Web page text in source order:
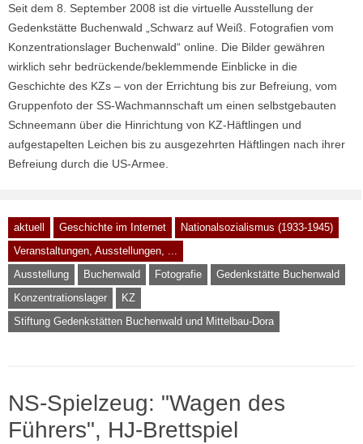
Seit dem 8. September 2008 ist die virtuelle Ausstellung der
Gedenkstätte Buchenwald „Schwarz auf Weiß. Fotografien vom
Konzentrationslager Buchenwald“ online. Die Bilder gewähren
wirklich sehr bedrückende/beklemmende Einblicke in die
Geschichte des KZs – von der Errichtung bis zur Befreiung, vom
Gruppenfoto der SS-Wachmannschaft um einen selbstgebauten
Schneemann über die Hinrichtung von KZ-Häftlingen und
aufgestapelten Leichen bis zu ausgezehrten Häftlingen nach ihrer
Befreiung durch die US-Armee.
aktuell Geschichte im Internet
Nationalsozialismus (1933-1945)
Veranstaltungen, Ausstellungen, ...
Ausstellung
Buchenwald Fotografie
Gedenkstätte Buchenwald
Konzentrationslager
KZ
Stiftung Gedenkstätten Buchenwald und Mittelbau-Dora
NS-Spielzeug: "Wagen des
Führers", HJ-Brettspiel